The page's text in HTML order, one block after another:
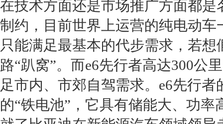
在技术方面还是市场推广方面都
制约，目前世界上运营的纯电动车
只能满足最基本的代步需求，若
路“趴窝”。而e6先行者高达300公
足市内、市郊自驾需求。e6先行
的“铁电池”，它具有储能大、功